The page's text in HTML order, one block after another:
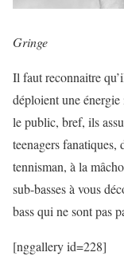
Gringe
Il faut reconnaitre
déploient une
le public, bref, ils
teenagers
tennisman, à la
sub-basses à vous
bass qui ne sont pas
[nggallery id=228]